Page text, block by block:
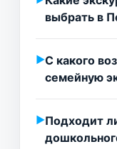
выбрать в
С какого
семейную
Подходит